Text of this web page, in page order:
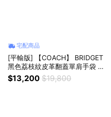
宅配商品
[平輸版] 【COACH】 BRIDGET
黑色荔枝紋皮革翻蓋單肩手袋 真
品平輸
$13,200 $19,800